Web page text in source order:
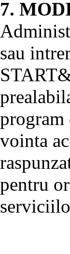
7.
sau
program
vointa
pentru